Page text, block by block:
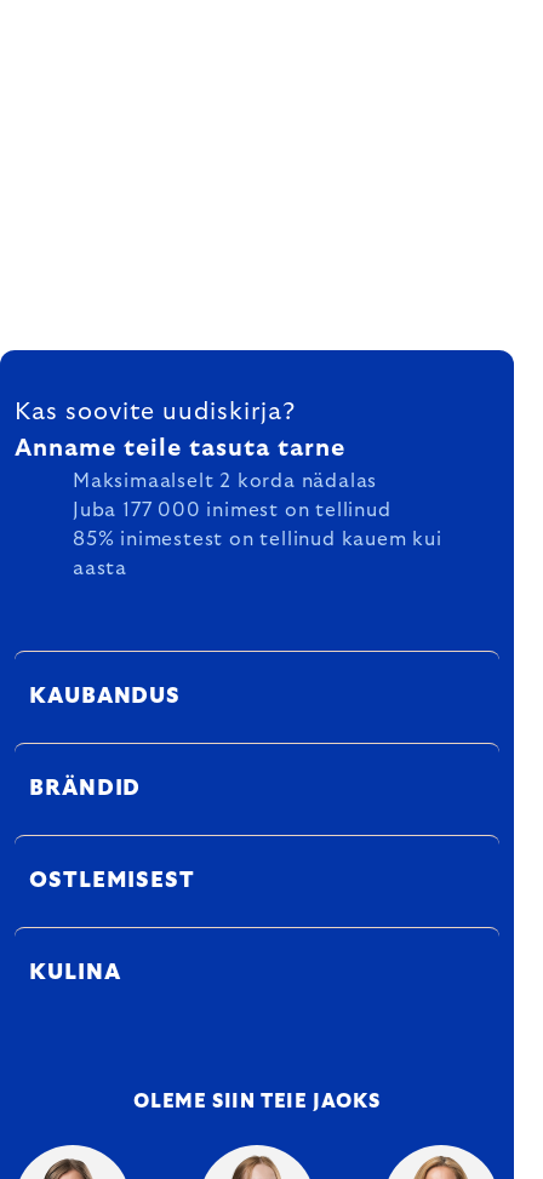
FOOTER
Kas soovite uudiskirja?
Anname teile tasuta tarne
Maksimaalselt 2 korda nädalas
Juba 177 000 inimest on tellinud
85% inimestest on tellinud kauem kui
aasta
KAUBANDUS
BRÄNDID
OSTLEMISEST
KULINA
OLEME SIIN TEIE JAOKS